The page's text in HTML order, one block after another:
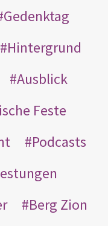
Gedenktag
Hintergrund
Ausblick
Feste
Podcasts
Berg Zion